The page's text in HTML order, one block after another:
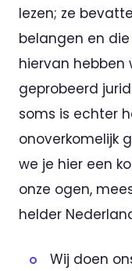
lezen; ze
belangen en
hiervan hebben
geprobeerd
soms is echter
onoverkomelijk
we je hier een
onze ogen,
helder
Wij doen